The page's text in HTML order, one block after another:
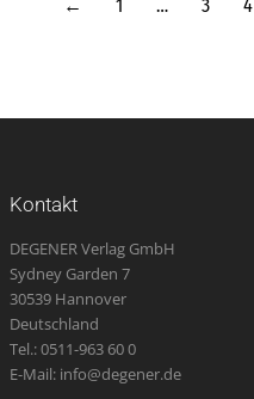
← 1 … 3 4
Kontakt
DEGENER Verlag GmbH
Sydney Garden 7
30539 Hannover
Deutschland
Tel.: 0511-963 60 0
E-Mail: info@degener.de